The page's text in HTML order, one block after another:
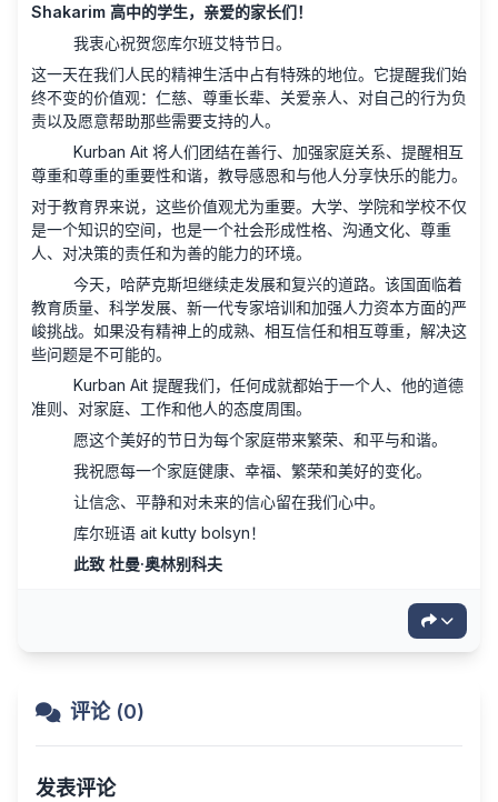
Shakarim 高中的学生，亲爱的家长们！
我衷心祝贺您库尔班艾特节日。
这一天在我们人民的精神生活中占有特殊的地位。它提醒我们始
终不变的价值观：仁慈、尊重长辈、关爱亲人、对自己的行为负
责以及愿意帮助那些需要支持的人。
Kurban Ait 将人们团结在善行、加强家庭关系、提醒相互
尊重和尊重的重要性和谐，教导感恩和与他人分享快乐的能力。
对于教育界来说，这些价值观尤为重要。大学、学院和学校不仅
是一个知识的空间，也是一个社会形成性格、沟通文化、尊重
人、对决策的责任和为善的能力的环境。
今天，哈萨克斯坦继续走发展和复兴的道路。该国面临着
教育质量、科学发展、新一代专家培训和加强人力资本方面的严
峻挑战。如果没有精神上的成熟、相互信任和相互尊重，解决这
些问题是不可能的。
Kurban Ait 提醒我们，任何成就都始于一个人、他的道德
准则、对家庭、工作和他人的态度周围。
愿这个美好的节日为每个家庭带来繁荣、和平与和谐。
我祝愿每一个家庭健康、幸福、繁荣和美好的变化。
让信念、平静和对未来的信心留在我们心中。
库尔班语 ait kutty bolsyn！
此致 杜曼·奥林别科夫
评论 (0)
发表评论